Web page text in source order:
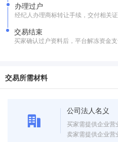
办理过户
经纪人办理商标转让手续，交付相关
交易结束
买家确认过户资料后，平台解冻资金
交易所需材料
公司法人名义
买家需提供企业营
卖家需提供企业营